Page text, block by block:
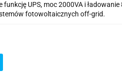
UPS, moc 2000VA i ładowanie
fotowoltaicznych off-grid.